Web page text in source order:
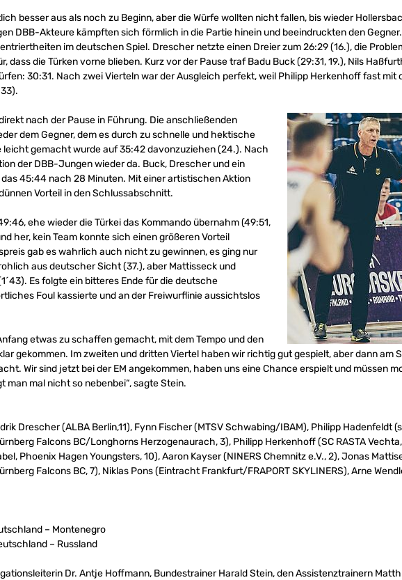
besser aus als noch zu Beginn, aber die Würfe wollten nicht fallen, bis wieder
DBB-Akteure kämpften sich förmlich in die Partie hinein und beeindruckten den
im deutschen Spiel. Drescher netzte einen Dreier zum 26:29 (16.), die
dass die Türken vorne blieben. Kurz vor der Pause traf Badu Buck (29:31, 19.), Nils
30:31. Nach zwei Vierteln war der Ausgleich perfekt, weil Philipp Herkenhoff fast mit
nach der Pause in Führung. Die anschließenden
dem Gegner, dem es durch zu schnelle und hektische
gemacht wurde auf 35:42 davonzuziehen (24.). Nach
der DBB-Jungen wieder da. Buck, Drescher und ein
45:44 nach 28 Minuten. Mit einer artistischen Aktion
Vorteil in den Schlussabschnitt.
ehe wieder die Türkei das Kommando übernahm (49:51,
her, kein Team konnte sich einen größeren Vorteil
gab es wahrlich auch nicht zu gewinnen, es ging nur
aus deutscher Sicht (37.), aber Mattisseck und
Es folgte ein bitteres Ende für die deutsche
Foul kassierte und an der Freiwurflinie aussichtslos
etwas zu schaffen gemacht, mit dem Tempo und den
gekommen. Im zweiten und dritten Viertel haben wir richtig gut gespielt, aber dann am
Wir sind jetzt bei der EM angekommen, haben uns eine Chance erspielt und müssen
man mal nicht so nebenbei“, sagte Stein.
Drescher (ALBA Berlin,11), Fynn Fischer (MTSV Schwabing/IBAM), Philipp Hadenfeldt
Falcons BC/Longhorns Herzogenaurach, 3), Philipp Herkenhoff (SC RASTA
Phoenix Hagen Youngsters, 10), Aaron Kayser (NINERS Chemnitz e.V., 2), Jonas
Falcons BC, 7), Niklas Pons (Eintracht Frankfurt/FRAPORT SKYLINERS), Arne
– Montenegro
– Russland
Dr. Antje Hoffmann, Bundestrainer Harald Stein, den Assistenztrainern